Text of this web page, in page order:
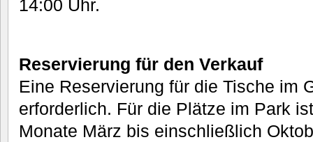
14:00 Uhr.
Reservierung für den Verkauf
Eine Reservierung für die Tische im
erforderlich. Für die Plätze im Park
Monate März bis einschließlich